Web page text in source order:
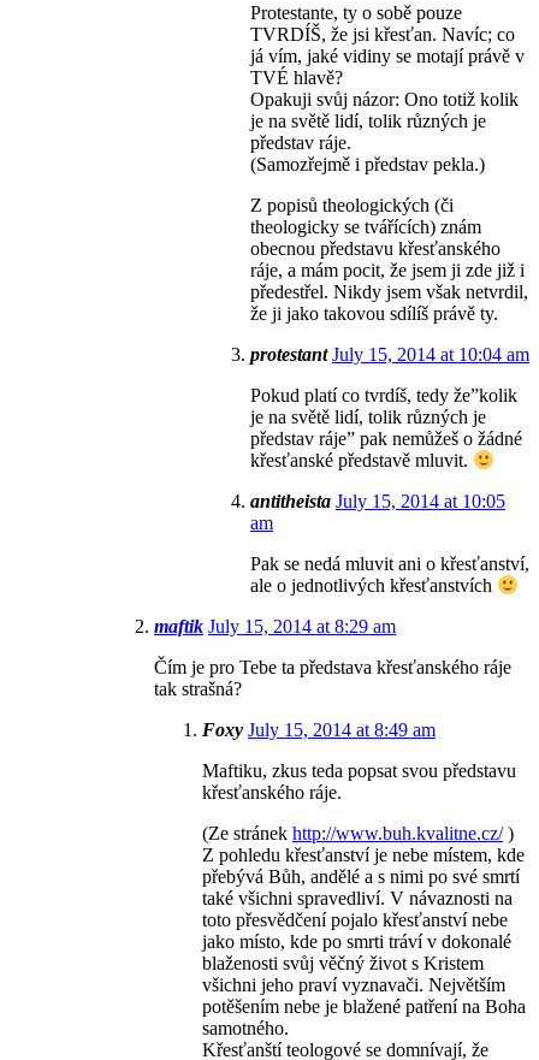
Protestante, ty o sobě pouze
TVRDÍŠ, že jsi křesťan. Navíc; co
já vím, jaké vidiny se motají právě v
TVÉ hlavě?
Opakuji svůj názor: Ono totiž kolik
je na světě lidí, tolik různých je
představ ráje.
(Samozřejmě i představ pekla.)
Z popisů theologických (či
theologicky se tvářících) znám
obecnou představu křesťanského
ráje, a mám pocit, že jsem ji zde již i
předestřel. Nikdy jsem však netvrdil,
že ji jako takovou sdílíš právě ty.
protestant July 15, 2014 at 10:04 am
Pokud platí co tvrdíš, tedy že”kolik
je na světě lidí, tolik různých je
představ ráje” pak nemůžeš o žádné
křesťanské představě mluvit.
antitheista July 15, 2014 at 10:05
am
Pak se nedá mluvit ani o křesťanství,
ale o jednotlivých křesťanstvích
maftik July 15, 2014 at 8:29 am
Čím je pro Tebe ta představa křesťanského ráje
tak strašná?
Foxy July 15, 2014 at 8:49 am
Maftiku, zkus teda popsat svou představu
křesťanského ráje.
(Ze stránek http://www.buh.kvalitne.cz/)
Z pohledu křesťanství je nebe místem, kde
přebývá Bůh, andělé a s nimi po své smrtí
také všichni spravedliví. V návaznosti na
toto přesvědčení pojalo křesťanství nebe
jako místo, kde po smrti tráví v dokonalé
blaženosti svůj věčný život s Kristem
všichni jeho praví vyznavači. Největším
potěšením nebe je blažené patření na Boha
samotného.
Křesťanští teologové se domnívají, že